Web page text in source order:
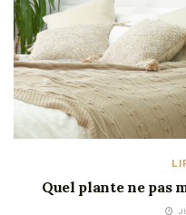
Quel plante ne pas